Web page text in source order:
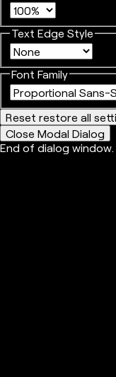
Text Edge Style
Font Family
Reset restore all
Close Modal Dialog
End of dialog window.